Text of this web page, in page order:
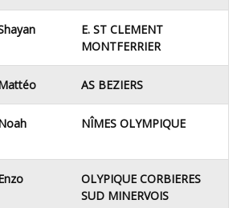
Shayan
E. ST CLEMENT
MONTFERRIER
Mattéo AS BEZIERS
Noah NÎMES OLYMPIQUE
Enzo
OLYPIQUE CORBIERES
SUD MINERVOIS